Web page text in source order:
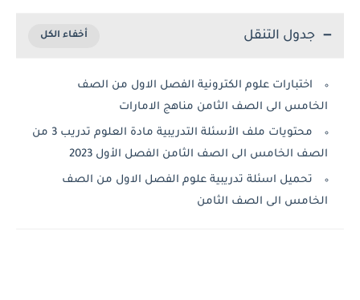
جدول التنقل
اختبارات علوم الكترونية الفصل الاول من الصف
الخامس الى الصف الثامن مناهج الامارات
محتويات ملف الأسئلة التدريبية مادة العلوم تدريب 3 من
الصف الخامس الى الصف الثامن الفصل الأول 2023
تحميل اسئلة تدريبية علوم الفصل الاول من الصف
الخامس الى الصف الثامن